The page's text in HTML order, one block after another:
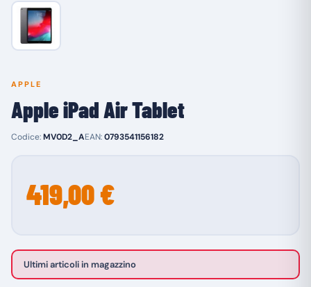
APPLE
Apple iPad Air Tablet
Codice:MV0D2_AEAN:0793541156182
419,00 €
Ultimi articoli in magazzino